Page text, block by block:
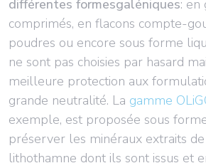
différentes formesgaléniques: en
comprimés, en flacons compte-
poudres ou encore sous forme
ne sont pas choisies par hasard
meilleure protection aux
grande neutralité. La gamme
exemple, est proposée sous
préserver les minéraux extraits
lithothamne dont ils sont issus et